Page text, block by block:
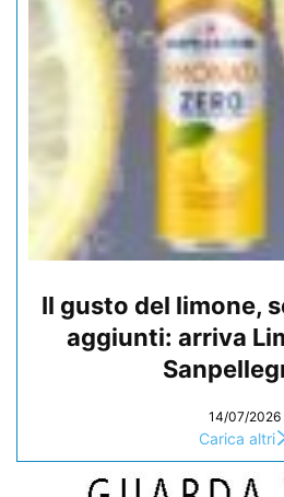
Il gusto del limone,
aggiunti: arriva
14/07/2026
Carica altri